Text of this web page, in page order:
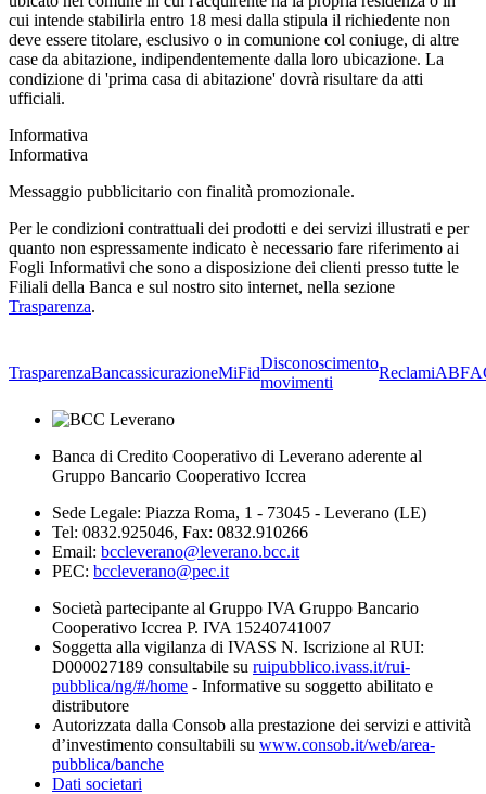
cui intende stabilirla entro 18 mesi dalla stipula il richiedente non
deve essere titolare, esclusivo o in comunione col coniuge, di altre
case da abitazione, indipendentemente dalla loro ubicazione. La
condizione di 'prima casa di abitazione' dovrà risultare da atti
ufficiali.
Informativa
Informativa
Messaggio pubblicitario con finalità promozionale.
Per le condizioni contrattuali dei prodotti e dei servizi illustrati e per
quanto non espressamente indicato è necessario fare riferimento ai
Fogli Informativi che sono a disposizione dei clienti presso tutte le
Filiali della Banca e sul nostro sito internet, nella sezione
Trasparenza.
TrasparenzaBancassicurazioneMiFid
Disconoscimento
movimenti
ReclamiABF
Banca di Credito Cooperativo di Leverano aderente al
Gruppo Bancario Cooperativo Iccrea
Sede Legale: Piazza Roma, 1 - 73045 - Leverano (LE)
Tel: 0832.925046, Fax: 0832.910266
Email: bccleverano@leverano.bcc.it
PEC: bccleverano@pec.it
Società partecipante al Gruppo IVA Gruppo Bancario
Cooperativo Iccrea P. IVA 15240741007
Soggetta alla vigilanza di IVASS N. Iscrizione al RUI:
D000027189 consultabile su ruipubblico.ivass.it/rui-
pubblica/ng/#/home - Informative su soggetto abilitato e
distributore
Autorizzata dalla Consob alla prestazione dei servizi e attività
d’investimento consultabili su www.consob.it/web/area-
pubblica/banche
Dati societari